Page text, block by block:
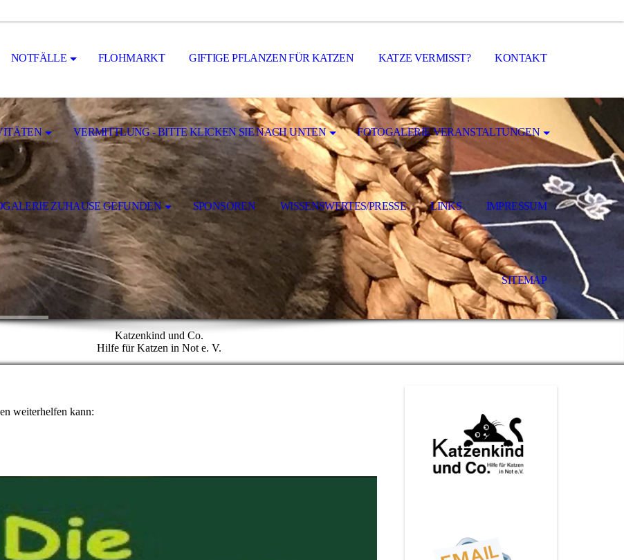
NOTFÄLLE FLOHMARKT GIFTIGE PFLANZEN FÜR KATZEN KATZE VERMISST? KONTAKT
VERMITTLUNG - BITTE KLICKEN SIE NACH UNTEN FOTOGALERIE VERANSTALTUNGEN
ZUHAUSE GEFUNDEN SPONSOREN WISSENSWERTES/PRESSE LINKS IMPRESSUM
SITEMAP
Katzenkind und Co.
Hilfe für Katzen in Not e. V.
weiterhelfen kann: